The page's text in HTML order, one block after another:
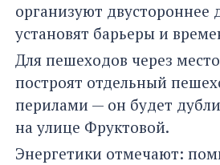
организуют двустороннее
установят барьеры и
Для пешеходов через
построят отдельный
перилами — он будет
на улице Фруктовой.
Энергетики отмечают: